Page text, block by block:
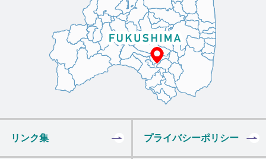
リンク集 プライバシーポリシー